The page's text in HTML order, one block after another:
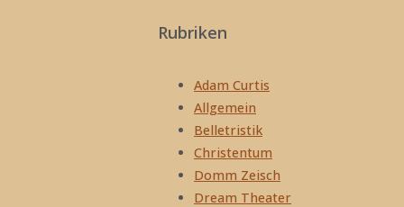
Rubriken
Adam Curtis
Allgemein
Belletristik
Christentum
Domm Zeisch
Dream Theater